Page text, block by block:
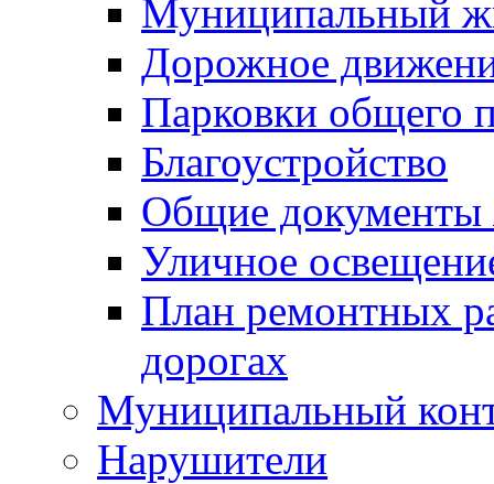
Муниципальный
Дорожное
Парковки общего
Благоустройство
Общие
Уличное
План ремонтных
дорогах
Муниципальный
Нарушители